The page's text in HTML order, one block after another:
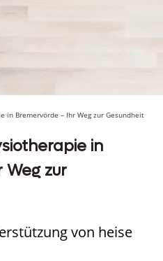
in Bremervörde – Ihr Weg zur Gesundheit
in
Weg zur
von heise